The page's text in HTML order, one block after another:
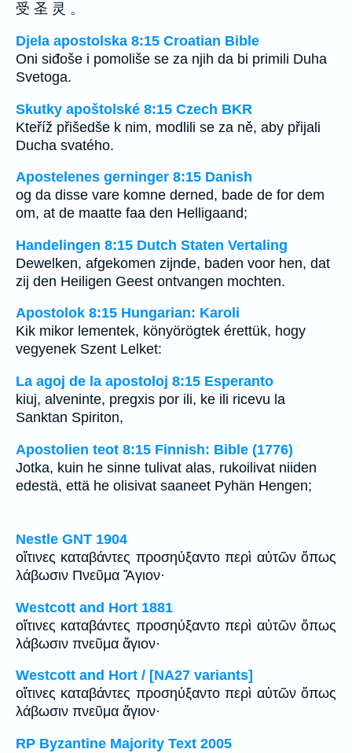
受 圣 灵 。
Djela apostolska 8:15 Croatian Bible
Oni siđoše i pomoliše se za njih da bi primili Duha
Svetoga.
Skutky apoštolské 8:15 Czech BKR
Kteříž přišedše k nim, modlili se za ně, aby přijali
Ducha svatého.
Apostelenes gerninger 8:15 Danish
og da disse vare komne derned, bade de for dem
om, at de maatte faa den Helligaand;
Handelingen 8:15 Dutch Staten Vertaling
Dewelken, afgekomen zijnde, baden voor hen, dat
zij den Heiligen Geest ontvangen mochten.
Apostolok 8:15 Hungarian: Karoli
Kik mikor lementek, könyörögtek érettük, hogy
vegyenek Szent Lelket:
La agoj de la apostoloj 8:15 Esperanto
kiuj, alveninte, pregxis por ili, ke ili ricevu la
Sanktan Spiriton,
Apostolien teot 8:15 Finnish: Bible (1776)
Jotka, kuin he sinne tulivat alas, rukoilivat niiden
edestä, että he olisivat saaneet Pyhän Hengen;
Nestle GNT 1904
οἵτινες καταβάντες προσηύξαντο περὶ αὐτῶν ὅπως
λάβωσιν Πνεῦμα Ἅγιον·
Westcott and Hort 1881
οἵτινες καταβάντες προσηύξαντο περὶ αὐτῶν ὅπως
λάβωσιν πνεῦμα ἅγιον·
Westcott and Hort / [NA27 variants]
οἵτινες καταβάντες προσηύξαντο περὶ αὐτῶν ὅπως
λάβωσιν πνεῦμα ἅγιον·
RP Byzantine Majority Text 2005